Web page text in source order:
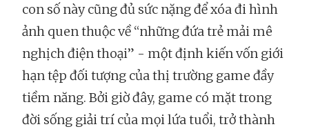
con số này cũng đủ sức nặng để xóa đi hình
ảnh quen thuộc về “những đứa trẻ mải mê
nghịch điện thoại” - một định kiến vốn giới
hạn tệp đối tượng của thị trường game đầy
tiềm năng. Bởi giờ đây, game có mặt trong
đời sống giải trí của mọi lứa tuổi, trở thành